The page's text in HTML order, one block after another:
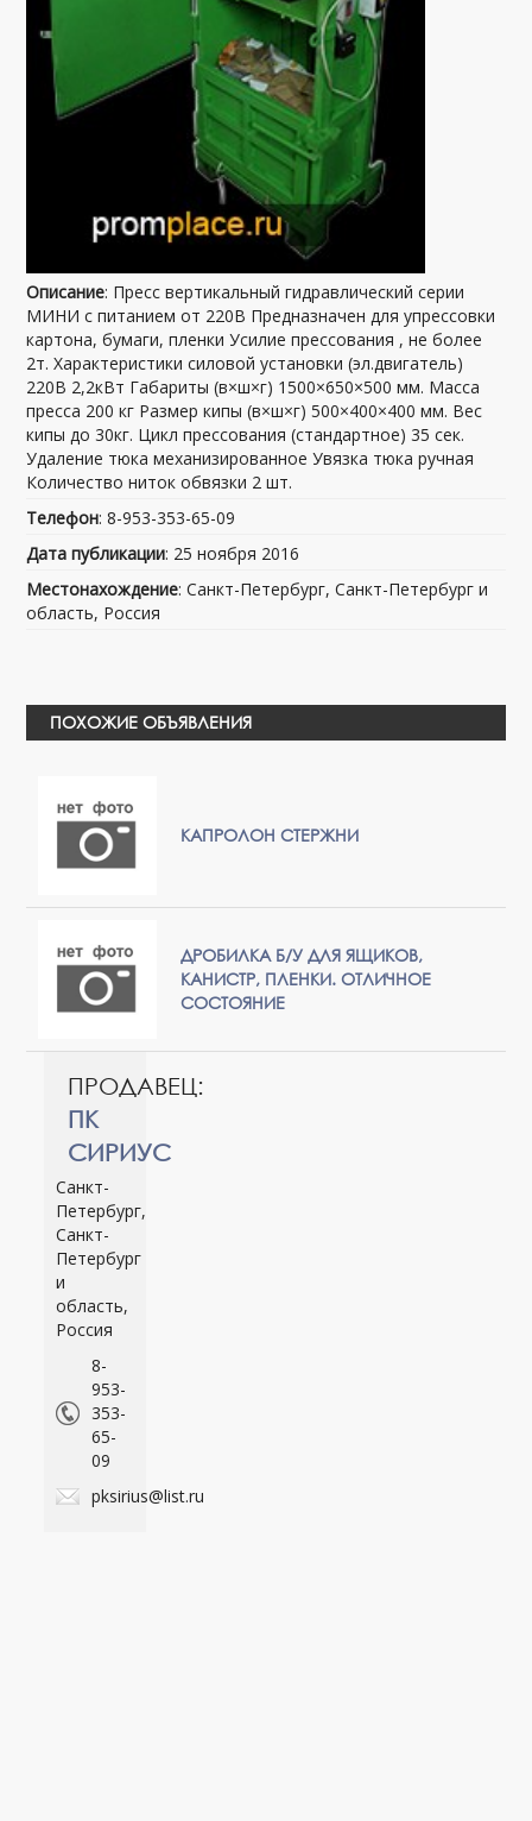
Описание: Пресс вертикальный гидравлический серии
МИНИ с питанием от 220В Предназначен для упрессовки
картона, бумаги, пленки Усилие прессования , не более
2т. Характеристики силовой установки (эл.двигатель)
220В 2,2кВт Габариты (в×ш×г) 1500×650×500 мм. Масса
пресса 200 кг Размер кипы (в×ш×г) 500×400×400 мм. Вес
кипы до 30кг. Цикл прессования (стандартное) 35 сек.
Удаление тюка механизированное Увязка тюка ручная
Количество ниток обвязки 2 шт.
Телефон: 8-953-353-65-09
Дата публикации: 25 ноября 2016
Местонахождение: Санкт-Петербург, Санкт-Петербург и
область, Россия
ПОХОЖИЕ ОБЪЯВЛЕНИЯ
КАПРОЛОН СТЕРЖНИ
ДРОБИЛКА Б/У ДЛЯ ЯЩИКОВ,
КАНИСТР, ПЛЕНКИ. ОТЛИЧНОЕ
СОСТОЯНИЕ
ПРОДАВЕЦ:
ПК
СИРИУС
Санкт-
Петербург,
Санкт-
Петербург
и
область,
Россия
8-
953-
353-
65-
09
pksirius@list.ru